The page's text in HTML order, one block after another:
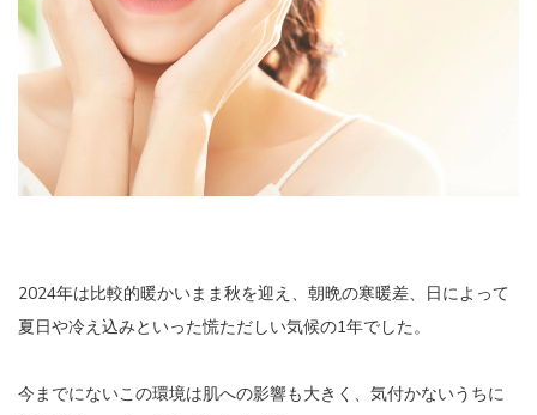
2024年は比較的暖かいまま秋を迎え、朝晩の寒暖差、日によって
夏日や冷え込みといった慌ただしい気候の1年でした。
今までにないこの環境は肌への影響も大きく、気付かないうちに